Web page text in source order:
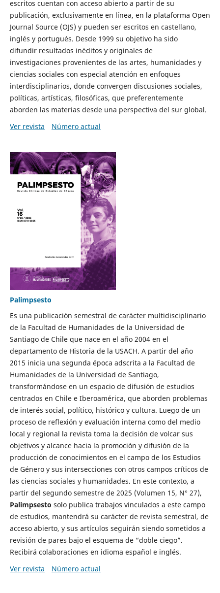
escritos cuentan con acceso abierto a partir de su
publicación, exclusivamente en línea, en la plataforma Open
Journal Source (OJS) y pueden ser escritos en castellano,
inglés y portugués. Desde 1999 su objetivo ha sido
difundir resultados inéditos y originales de
investigaciones provenientes de las artes, humanidades y
ciencias sociales con especial atención en enfoques
interdisciplinarios, donde convergen discusiones sociales,
políticas, artísticas, filosóficas, que preferentemente
aborden las materias desde una perspectiva del sur global.
Ver revista
Número actual
Palimpsesto
Es una publicación semestral de carácter multidisciplinario
de la Facultad de Humanidades de la Universidad de
Santiago de Chile que nace en el año 2004 en el
departamento de Historia de la USACH. A partir del año
2015 inicia una segunda época adscrita a la Facultad de
Humanidades de la Universidad de Santiago,
transformándose en un espacio de difusión de estudios
centrados en Chile e Iberoamérica, que aborden problemas
de interés social, político, histórico y cultura. Luego de un
proceso de reflexión y evaluación interna como del medio
local y regional la revista toma la decisión de volcar sus
objetivos y alcance hacia la promoción y difusión de la
producción de conocimientos en el campo de los Estudios
de Género y sus intersecciones con otros campos críticos de
las ciencias sociales y humanidades. En este contexto, a
partir del segundo semestre de 2025 (Volumen 15, N° 27),
Palimpsesto solo publica trabajos vinculados a este campo
de estudios, mantendrá su carácter de revista semestral, de
acceso abierto, y sus artículos seguirán siendo sometidos a
revisión de pares bajo el esquema de “doble ciego”.
Recibirá colaboraciones en idioma español e inglés.
Ver revista
Número actual